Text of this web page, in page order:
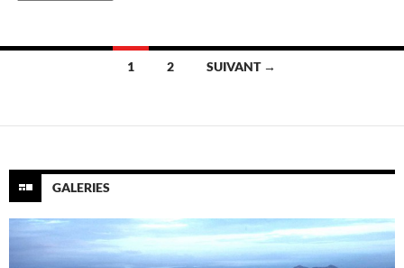
articles
1 2 SUIVANT →
GALERIES